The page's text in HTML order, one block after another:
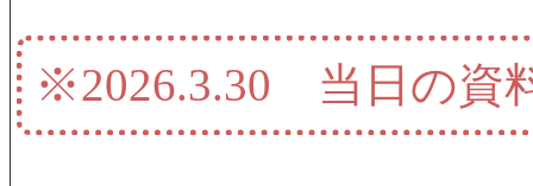
※2026.3.30 当日の資